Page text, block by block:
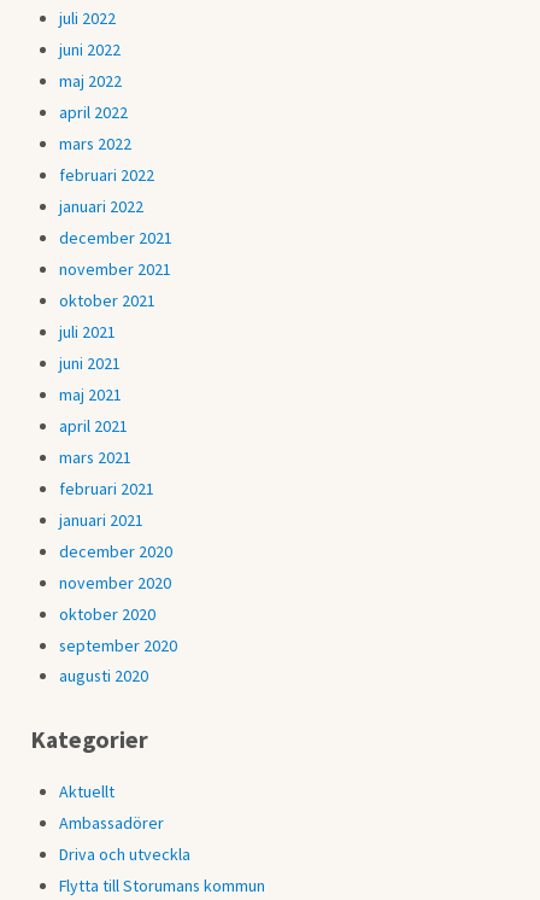
juli 2022
juni 2022
maj 2022
april 2022
mars 2022
februari 2022
januari 2022
december 2021
november 2021
oktober 2021
juli 2021
juni 2021
maj 2021
april 2021
mars 2021
februari 2021
januari 2021
december 2020
november 2020
oktober 2020
september 2020
augusti 2020
Kategorier
Aktuellt
Ambassadörer
Driva och utveckla
Flytta till Storumans kommun